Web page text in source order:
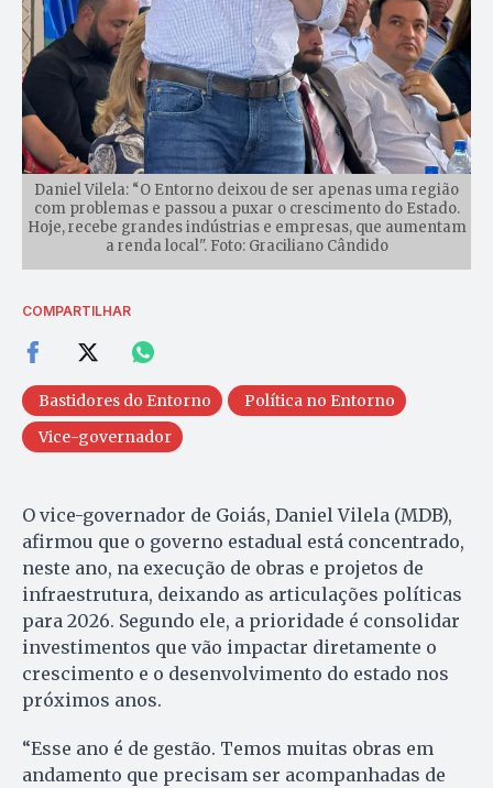
Daniel Vilela: “O Entorno deixou de ser apenas uma região
com problemas e passou a puxar o crescimento do Estado.
Hoje, recebe grandes indústrias e empresas, que aumentam
a renda local". Foto: Graciliano Cândido
COMPARTILHAR
Bastidores do Entorno
Política no Entorno
Vice-governador
O vice-governador de Goiás, Daniel Vilela (MDB),
afirmou que o governo estadual está concentrado,
neste ano, na execução de obras e projetos de
infraestrutura, deixando as articulações políticas
para 2026. Segundo ele, a prioridade é consolidar
investimentos que vão impactar diretamente o
crescimento e o desenvolvimento do estado nos
próximos anos.
“Esse ano é de gestão. Temos muitas obras em
andamento que precisam ser acompanhadas de